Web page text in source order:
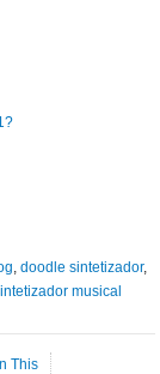
,doodle sintetizador,
musical
This